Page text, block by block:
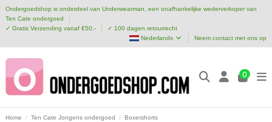
Ondergoedshop is onderdeel van Underwearman, een onafhankelijke wederverkoper van
Ten Cate ondergoed
✓ Gratis Verzending vanaf €50,-
✓ 100 dagen retourrecht
Nederlands
Neem contact met ons op
0
Home Ten Cate Jongens ondergoed Boxershorts